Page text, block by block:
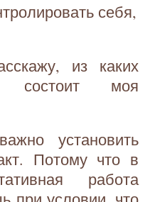
себя,
из каких
состоит моя
установить
Потому что в
работа